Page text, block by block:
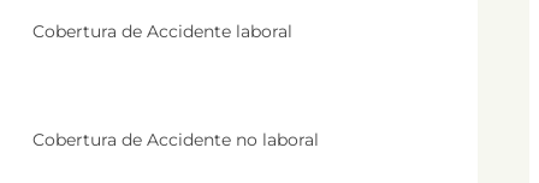
Cobertura de Accidente laboral
Cobertura de Accidente no laboral